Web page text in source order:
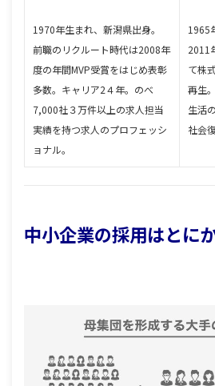
1970年生まれ、新潟県出身。
前職のリクルート時代は2008年
度の年間MVP受賞をはじめ表彰
多数。キャリア2４年。 のべ
7,000社３万件以上の求人担当
実績を持つ求人のプロフェッシ
ョナル。
1965
2011
て株
再生
生活
社会
中小企業の採用はとに